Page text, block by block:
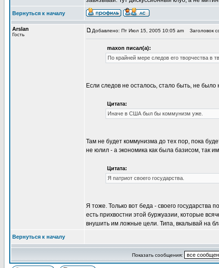
Вернуться к началу
Arslan
Гость
Добавлено: Пт Июл 15, 2005 10:05 am Заголовок
maxon писал(а):
По крайней мере следов его творчества в
Если следов не осталось, стало быть, не было
Цитата:
Иначе в США был бы коммунизм уже.
Там не будет коммунизма до тех пор, пока
не юлил - а экономика как была базисом, так
Цитата:
Я патриот своего государства.
Я тоже. Только вот беда - своего государства
есть прихвостни этой буржуазии, которые
внушить им ложные цели. Типа, вкалывай на
Вернуться к началу
Показать сообщения: